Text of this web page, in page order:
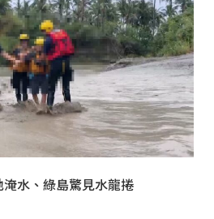
水、綠島驚見水龍捲